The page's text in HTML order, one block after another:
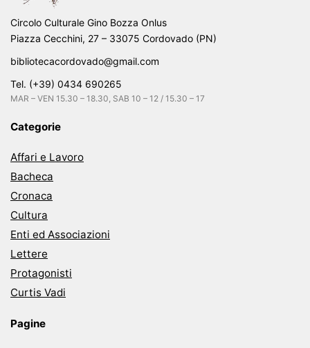
Circolo Culturale Gino Bozza Onlus
Piazza Cecchini, 27 – 33075 Cordovado (PN)
bibliotecacordovado@gmail.com
Tel. (+39) 0434 690265
MAR – VEN 15.30 – 18.30, SAB 10 – 12 / 15.30 – 17
Categorie
Affari e Lavoro
Bacheca
Cronaca
Cultura
Enti ed Associazioni
Lettere
Protagonisti
Curtis Vadi
Pagine